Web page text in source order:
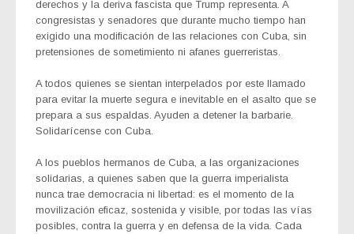
derechos y la deriva fascista que Trump representa. A
congresistas y senadores que durante mucho tiempo han
exigido una modificación de las relaciones con Cuba, sin
pretensiones de sometimiento ni afanes guerreristas.
A todos quienes se sientan interpelados por este llamado
para evitar la muerte segura e inevitable en el asalto que se
prepara a sus espaldas. Ayuden a detener la barbarie.
Solidarícense con Cuba.
A los pueblos hermanos de Cuba, a las organizaciones
solidarias, a quienes saben que la guerra imperialista
nunca trae democracia ni libertad: es el momento de la
movilización eficaz, sostenida y visible, por todas las vías
posibles, contra la guerra y en defensa de la vida. Cada